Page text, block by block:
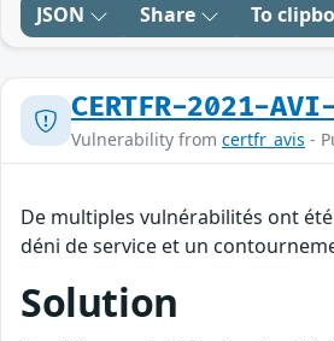
JSON Share To
CERTFR-2021-
Vulnerability from certfr_avis -
De multiples vulnérabilités ont
déni de service et un
Solution